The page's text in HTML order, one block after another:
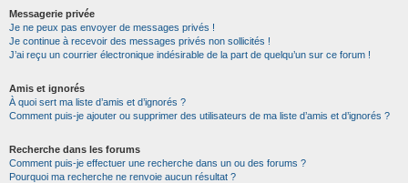
Messagerie privée
Je ne peux pas envoyer de messages privés !
Je continue à recevoir des messages privés non sollicités !
J’ai reçu un courrier électronique indésirable de la part de quelqu’un sur ce forum !
Amis et ignorés
À quoi sert ma liste d’amis et d’ignorés ?
Comment puis-je ajouter ou supprimer des utilisateurs de ma liste d’amis et d’ignorés ?
Recherche dans les forums
Comment puis-je effectuer une recherche dans un ou des forums ?
Pourquoi ma recherche ne renvoie aucun résultat ?